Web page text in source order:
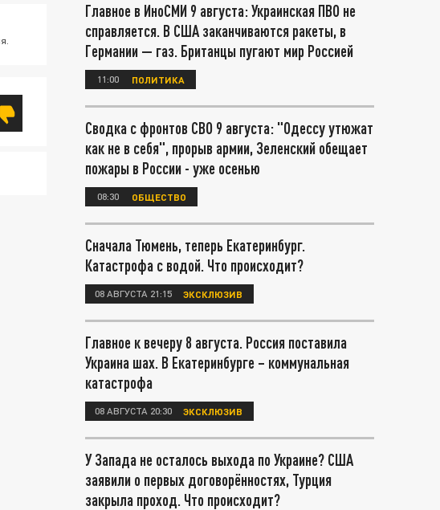
Главное в ИноСМИ 9 августа: Украинская ПВО не
справляется. В США заканчиваются ракеты, в
Германии — газ. Британцы пугают мир Россией
11:00 ПОЛИТИКА
Сводка с фронтов СВО 9 августа: "Одессу утюжат
как не в себя", прорыв армии, Зеленский обещает
пожары в России - уже осенью
08:30 ОБЩЕСТВО
Сначала Тюмень, теперь Екатеринбург.
Катастрофа с водой. Что происходит?
08 АВГУСТА 21:15 ЭКСКЛЮЗИВ
Главное к вечеру 8 августа. Россия поставила
Украина шах. В Екатеринбурге – коммунальная
катастрофа
08 АВГУСТА 20:30 ЭКСКЛЮЗИВ
У Запада не осталось выхода по Украине? США
заявили о первых договорённостях, Турция
закрыла проход. Что происходит?